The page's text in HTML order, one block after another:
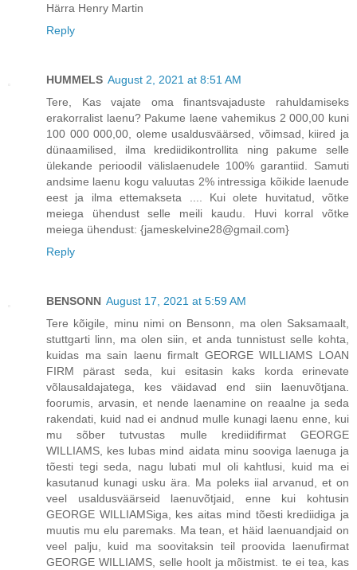
Härra Henry Martin
Reply
HUMMELS August 2, 2021 at 8:51 AM
Tere, Kas vajate oma finantsvajaduste rahuldamiseks
erakorralist laenu? Pakume laene vahemikus 2 000,00 kuni
100 000 000,00, oleme usaldusväärsed, võimsad, kiired ja
dünaamilised, ilma krediidikontrollita ning pakume selle
ülekande perioodil välislaenudele 100% garantiid. Samuti
andsime laenu kogu valuutas 2% intressiga kõikide laenude
eest ja ilma ettemakseta .... Kui olete huvitatud, võtke
meiega ühendust selle meili kaudu. Huvi korral võtke
meiega ühendust: {jameskelvine28@gmail.com}
Reply
BENSONN August 17, 2021 at 5:59 AM
Tere kõigile, minu nimi on Bensonn, ma olen Saksamaalt,
stuttgarti linn, ma olen siin, et anda tunnistust selle kohta,
kuidas ma sain laenu firmalt GEORGE WILLIAMS LOAN
FIRM pärast seda, kui esitasin kaks korda erinevate
võlausaldajatega, kes väidavad end siin laenuvõtjana.
foorumis, arvasin, et nende laenamine on reaalne ja seda
rakendati, kuid nad ei andnud mulle kunagi laenu enne, kui
mu sõber tutvustas mulle krediidifirmat GEORGE
WILLIAMS, kes lubas mind aidata minu sooviga laenuga ja
tõesti tegi seda, nagu lubati mul oli kahtlusi, kuid ma ei
kasutanud kunagi usku ära. Ma poleks iial arvanud, et on
veel usaldusväärseid laenuvõtjaid, enne kui kohtusin
GEORGE WILLIAMSiga, kes aitas mind tõesti krediidiga ja
muutis mu elu paremaks. Ma tean, et häid laenuandjaid on
veel palju, kuid ma soovitaksin teil proovida laenufirmat
GEORGE WILLIAMS, selle hoolt ja mõistmist. te ei tea, kas